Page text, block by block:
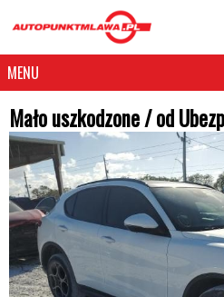
MENU
Mało uszkodzone / od